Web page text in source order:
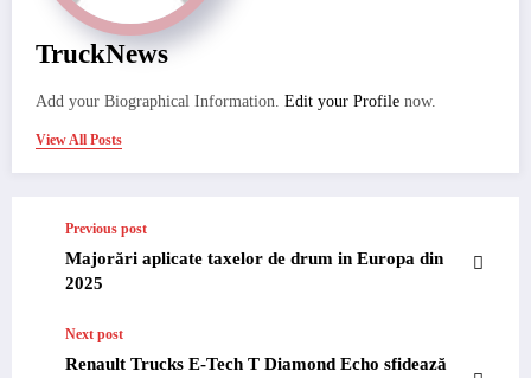
TruckNews
Add your Biographical Information. Edit your Profile now.
View All Posts
Previous post
Majorări aplicate taxelor de drum in Europa din
2025
Next post
Renault Trucks E-Tech T Diamond Echo sfidează